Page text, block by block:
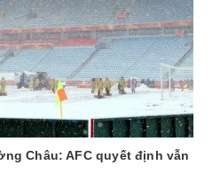
Châu: AFC quyết định vẫn